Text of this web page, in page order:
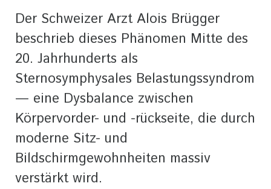
Der Schweizer Arzt Alois Brügger
beschrieb dieses Phänomen Mitte des
20. Jahrhunderts als
Sternosymphysales Belastungssyndrom
— eine Dysbalance zwischen
Körpervorder- und -rückseite, die durch
moderne Sitz- und
Bildschirmgewohnheiten massiv
verstärkt wird.